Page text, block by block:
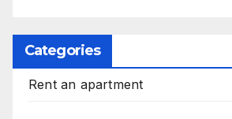
Categories
Rent an apartment